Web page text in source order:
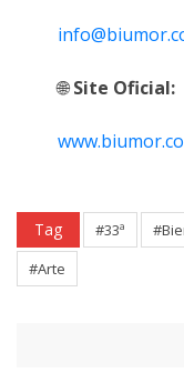
🌐Site Oficial:
Tag #33ª
#Arte